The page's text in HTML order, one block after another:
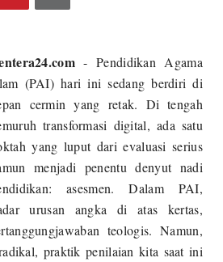
- Pendidikan Agama
(PAI) hari ini sedang berdiri di
cermin yang retak. Di tengah
transformasi digital, ada satu
yang luput dari evaluasi serius
menjadi penentu denyut nadi
asesmen. Dalam PAI,
urusan angka di atas kertas,
teologis. Namun,
praktik penilaian kita saat ini